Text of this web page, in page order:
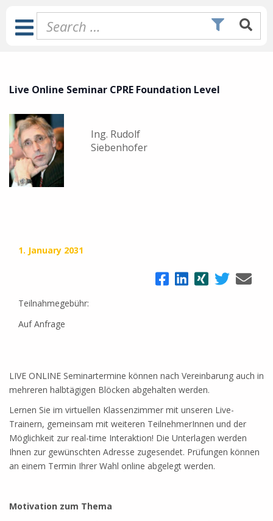
content
Toggle
Navigation
Live Online Seminar CPRE Foundation Level
Ing. Rudolf
Siebenhofer
1. January 2031
Teilnahmegebühr:
Auf Anfrage
LIVE ONLINE Seminartermine können nach Vereinbarung auch in
mehreren halbtägigen Blöcken abgehalten werden.
Lernen Sie im virtuellen Klassenzimmer mit unseren Live-
Trainern, gemeinsam mit weiteren TeilnehmerInnen und der
Möglichkeit zur real-time Interaktion! Die Unterlagen werden
Ihnen zur gewünschten Adresse zugesendet. Prüfungen können
an einem Termin Ihrer Wahl online abgelegt werden.
Motivation zum Thema